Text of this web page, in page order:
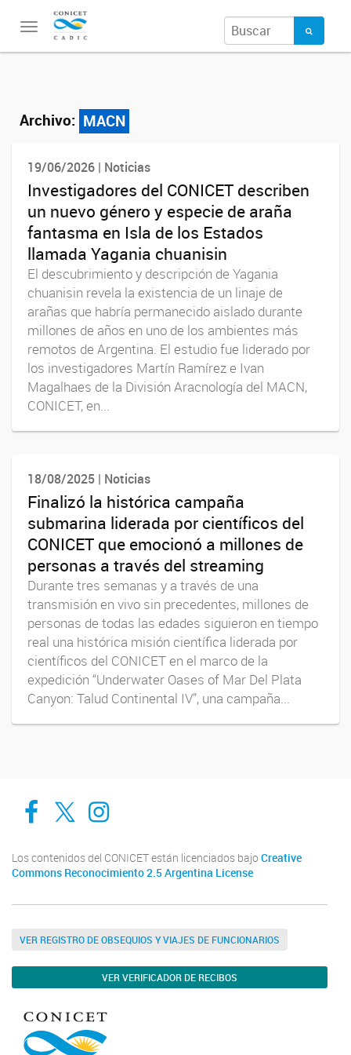
Toggle
Archivo: MACN
19/06/2026 | Noticias
Investigadores del CONICET describen
un nuevo género y especie de araña
fantasma en Isla de los Estados
llamada Yagania chuanisin
El descubrimiento y descripción de Yagania
chuanisin revela la existencia de un linaje de
arañas que habría permanecido aislado durante
millones de años en uno de los ambientes más
remotos de Argentina. El estudio fue liderado por
los investigadores Martín Ramírez e Ivan
Magalhaes de la División Aracnología del MACN,
CONICET, en...
18/08/2025 | Noticias
Finalizó la histórica campaña
submarina liderada por científicos del
CONICET que emocionó a millones de
personas a través del streaming
Durante tres semanas y a través de una
transmisión en vivo sin precedentes, millones de
personas de todas las edades siguieron en tiempo
real una histórica misión científica liderada por
científicos del CONICET en el marco de la
expedición “Underwater Oases of Mar Del Plata
Canyon: Talud Continental IV”, una campaña...
Cadic en RedCADIC Ushuaia
Cadic en Red
Los contenidos del CONICET están licenciados bajo Creative
Commons Reconocimiento 2.5 Argentina License
VER REGISTRO DE OBSEQUIOS Y VIAJES DE FUNCIONARIOS
VER VERIFICADOR DE RECIBOS